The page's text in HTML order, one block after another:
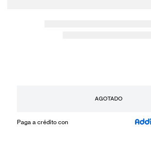
AGOTADO
Paga a crédito con